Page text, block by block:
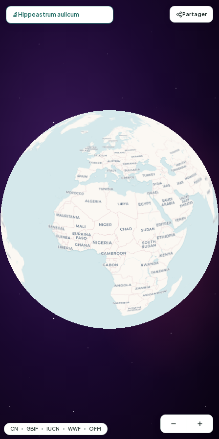
Carte d'observation du Hippeastrum aulicum
🔬Hippeastrum aulicum Partager
CN GBIF IUCN WWF OFM